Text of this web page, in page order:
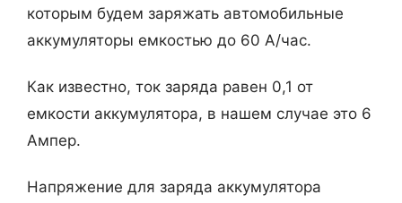
которым будем заряжать автомобильные
аккумуляторы емкостью до 60 А/час.
Как известно, ток заряда равен 0,1 от
емкости аккумулятора, в нашем случае это 6
Ампер.
Напряжение для заряда аккумулятора